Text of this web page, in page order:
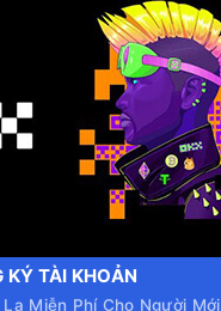
KÝ TÀI KHOẢN
Miễn Phí Cho Người Mới